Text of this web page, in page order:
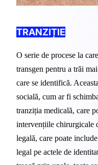
TRANZIȚIE
O serie de procese la
transgen pentru a trăi
care se identifică.
socială, cum ar fi
tranziția medicală, care
intervențiile chirurgicale
legală, care poate
legal pe actele de